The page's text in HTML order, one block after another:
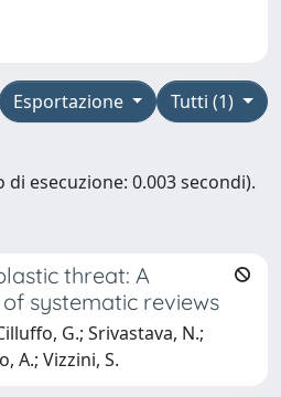
Tutti (1)
Esportazione
esecuzione: 0.003 secondi).
threat: A
systematic reviews
G.; Srivastava, N.;
A.; Vizzini, S.